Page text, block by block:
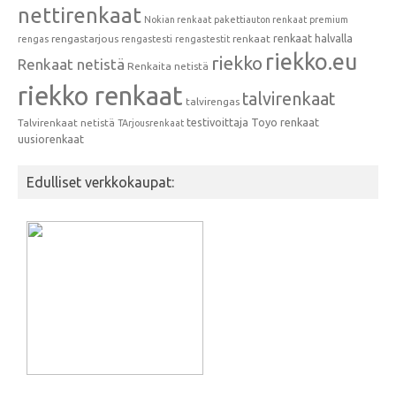
nettirenkaat Nokian renkaat pakettiauton renkaat premium
rengas rengastarjous rengastesti rengastestit renkaat renkaat halvalla
Renkaat netistä Renkaita netistä riekko riekko.eu
riekko renkaat talvirengas talvirenkaat
Talvirenkaat netistä TArjousrenkaat testivoittaja Toyo renkaat
uusiorenkaat
Edulliset verkkokaupat: